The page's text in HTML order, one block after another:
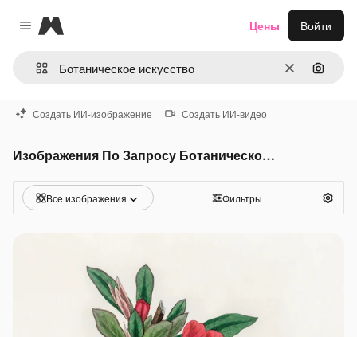
Close menu
Magnific
ОчиститьПоиск
Цены Войти
Создать ИИ-изображение Создать ИИ-видео
Изображения По Запросу Ботаническое искусство
Все изображения Фильтры